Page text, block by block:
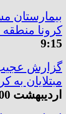
بیمارستان
کرونا
9:15
گزارش
مبتلایان به
اردیبهشت 1400 - 14:45